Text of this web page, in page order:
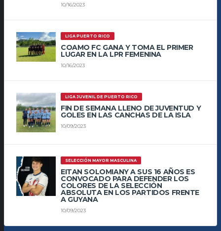
10/16/2023
LIGA PUERTO RICO
COAMO FC GANA Y TOMA EL PRIMER
LUGAR EN LA LPR FEMENINA
10/16/2023
LIGA JUVENIL DE PUERTO RICO
FIN DE SEMANA LLENO DE JUVENTUD Y
GOLES EN LAS CANCHAS DE LA ISLA
10/09/2023
SELECCIÓN MAYOR MASCULINA
EITAN SOLOMIANY A SUS 16 AÑOS ES
CONVOCADO PARA DEFENDER LOS
COLORES DE LA SELECCIÓN
ABSOLUTA EN LOS PARTIDOS FRENTE
A GUYANA
10/09/2023